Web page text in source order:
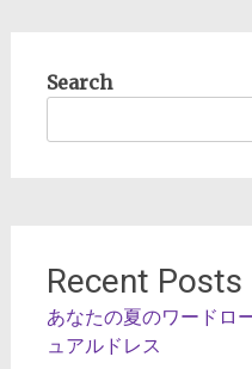
Search
Recent Posts
あなたの夏のワードロ
ュアルドレス